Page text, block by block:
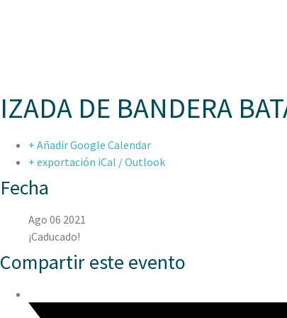
IZADA DE BANDERA
+ Añadir Google Calendar
+ exportación iCal / Outlook
Fecha
Ago 06 2021
¡Caducado!
Compartir este evento